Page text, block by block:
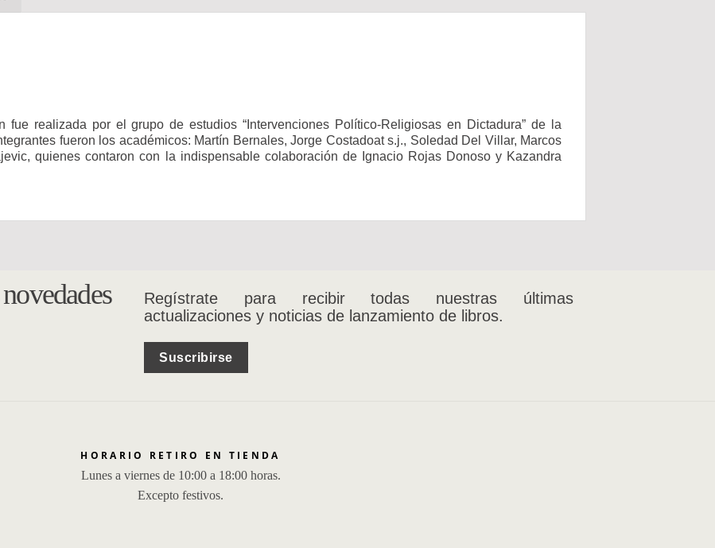
fue realizada por el grupo de estudios “Intervenciones Político-Religiosas en Dictadura” de la
fueron los académicos: Martín Bernales, Jorge Costadoat s.j., Soledad Del Villar, Marcos
quienes contaron con la indispensable colaboración de Ignacio Rojas Donoso y Kazandra
Regístrate para recibir todas nuestras últimas
actualizaciones y noticias de lanzamiento de libros.
Suscribirse
HORARIO RETIRO EN TIENDA
Lunes a viernes de 10:00 a 18:00 horas.
Excepto festivos.